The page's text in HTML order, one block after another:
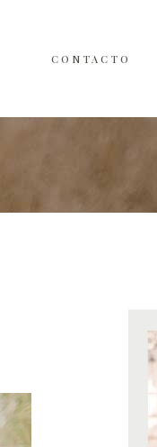
CONTACTO